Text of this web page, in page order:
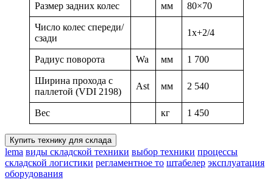
Размер задних колес мм 80×70
Число колес спереди/
сзади
1x+2/4
Радиус поворота Wa мм 1 700
Ширина прохода с
паллетой (VDI 2198)
Ast мм 2 540
Вес кг 1 450
Купить технику для склада
lema виды складской техники выбор техники процессы
складской логистики регламентное то штабелер эксплуатация
оборудования